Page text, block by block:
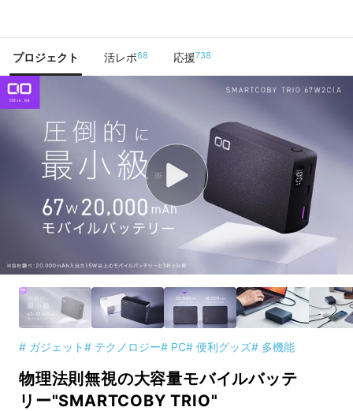
プロジェクト 活レポ68 応援738
# ガジェット# テクノロジー# PC# 便利グッズ# 多機能
物理法則無視の大容量モバイルバッテ
リー"SMARTCOBY TRIO"